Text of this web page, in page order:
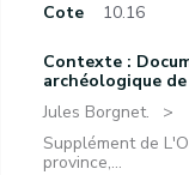
Cote 10.16
Contexte :
archéologique
Jules Borgnet.
Supplément de
province,...